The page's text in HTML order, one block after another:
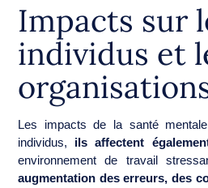
Impacts sur
individus et
Les impacts de la santé
individus, ils affectent
environnement de travail
augmentation des erreurs, des